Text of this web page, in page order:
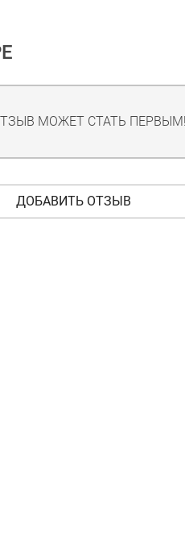
МОЖЕТ СТАТЬ ПЕРВЫМ!
ДОБАВИТЬ ОТЗЫВ